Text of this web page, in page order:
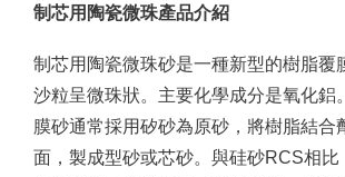
制芯用陶瓷微珠產品介紹
制芯用陶瓷微珠砂是一種新型的樹脂覆
沙粒呈微珠狀。 主要化學成分是氧化鋁。
膜砂通常採用矽砂為原砂，將樹脂結合
面，製成型砂或芯砂。 與硅砂RCS相比